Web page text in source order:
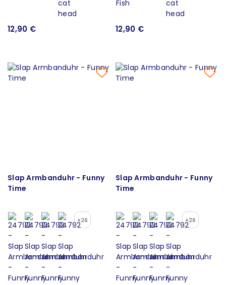
12,90 € 12,90 €
Slap Armbanduhr - Funny
Time
+26
Slap Armbanduhr - Funny
Time
+26